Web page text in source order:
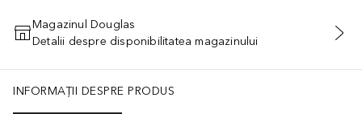
ADĂUGAȚI ÎN COŞ
Magazinul Douglas
Detalii despre disponibilitatea magazinului
INFORMAȚII DESPRE PRODUS